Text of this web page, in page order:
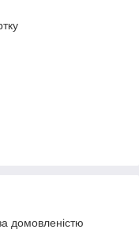
домовленістю